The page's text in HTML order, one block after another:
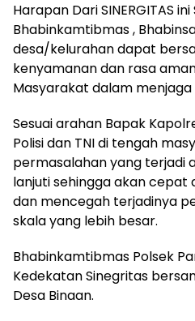
Harapan Dari SINERGITAS
Bhabinkamtibmas ,
desa/kelurahan dapat
kenyamanan dan rasa
Masyarakat dalam
Sesuai arahan Bapak
Polisi dan TNI di tengah
permasalahan yang terjadi
lanjuti sehingga akan cepat
dan mencegah terjadinya
skala yang lebih besar.
Bhabinkamtibmas Polsek
Kedekatan Sinegritas
Desa Binaan.